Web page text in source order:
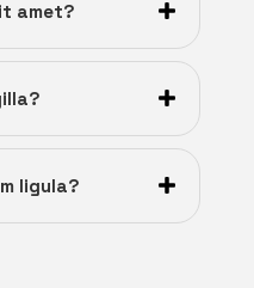
amet?
ligula?